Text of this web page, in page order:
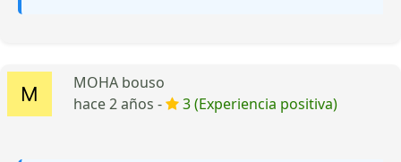
MOHA bouso
hace 2 años -
3 (Experiencia positiva)